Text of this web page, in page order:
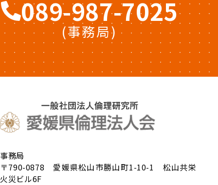
089-987-7025
(事務局)
事務局
〒790-0878 愛媛県松山市勝山町1-10-1 松山共栄
火災ビル6F